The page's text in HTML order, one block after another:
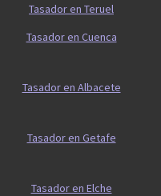
Tasador en Teruel
Tasador en Cuenca
Tasador en Albacete
Tasador en Getafe
Tasador en Elche